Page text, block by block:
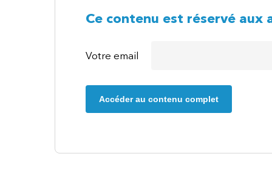
Ce contenu est réservé aux
Votre email
Accéder au contenu complet